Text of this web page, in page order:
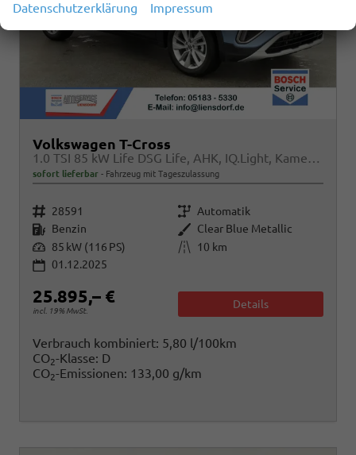
Volkswagen T-Cross
1.0 TSI 85 kW Life DSG Life, AHK, IQ.Light, Kamera, ACC, Side, Winter, 17-Zoll
sofort lieferbar Fahrzeug mit Tageszulassung
Fahrzeugnr. 28591 Getriebe Automatik
Kraftstoff Benzin Außenfarbe Clear Blue Metallic
Leistung 85 kW (116 PS) Kilometerstand
10 km
01.12.2025
25.895,– €
incl. 19% MwSt.
Details
Verbrauch kombiniert: 5,80 l/100km
CO2-Klasse: D
CO2-Emissionen: 133,00 g/km
Datenschutzerklärung Impressum